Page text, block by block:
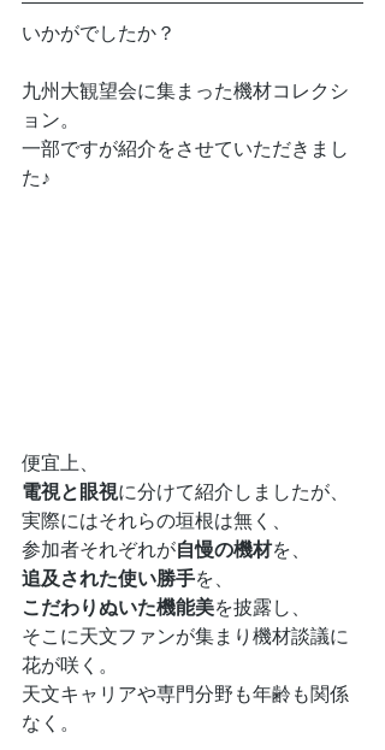
いかがでしたか？
九州大観望会に集まった機材コレクシ
ョン。
一部ですが紹介をさせていただきまし
た♪
便宜上、
電視と眼視に分けて紹介しましたが、
実際にはそれらの垣根は無く、
参加者それぞれが自慢の機材を、
追及された使い勝手を、
こだわりぬいた機能美を披露し、
そこに天文ファンが集まり機材談議に
花が咲く。
天文キャリアや専門分野も年齢も関係
なく。